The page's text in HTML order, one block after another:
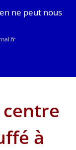
ne peut nous
à